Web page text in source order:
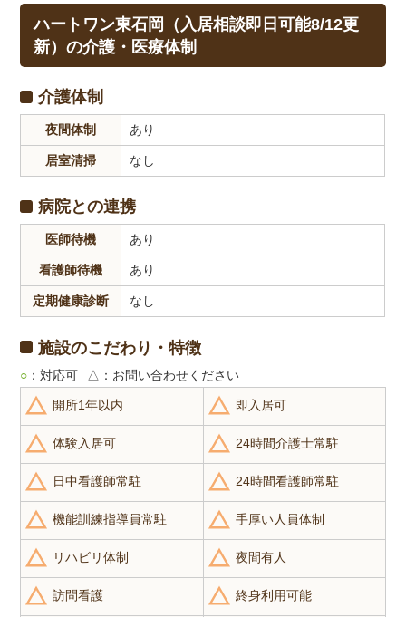
ハートワン東石岡（入居相談即日可能8/12更
新）の介護・医療体制
介護体制
夜間体制 あり
居室清掃 なし
病院との連携
医師待機 あり
看護師待機 あり
定期健康診断 なし
施設のこだわり・特徴
○ ：対応可 △ ：お問い合わせください
開所1年以内 即入居可
体験入居可 24時間介護士常駐
日中看護師常駐 24時間看護師常駐
機能訓練指導員常駐 手厚い人員体制
リハビリ体制 夜間有人
訪問看護 終身利用可能